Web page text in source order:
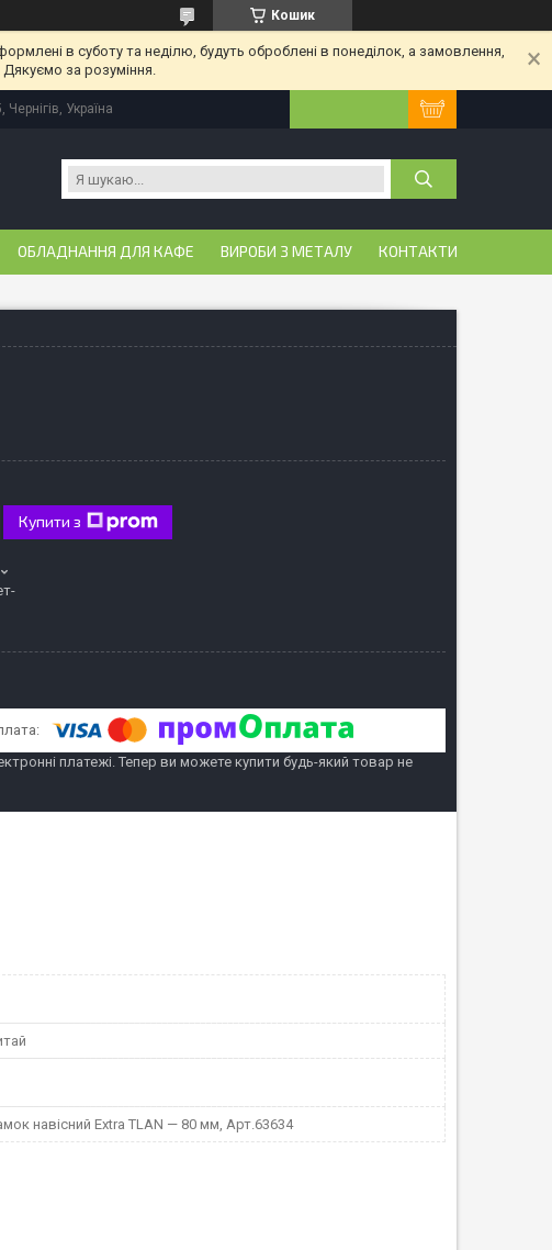
Кошик
в суботу та неділю, будуть оброблені в понеділок, а замовлення,
Дякуємо за розуміння.
Україна
ОБЛАДНАННЯ ДЛЯ КАФЕ ВИРОБИ З МЕТАЛУ КОНТАКТИ
Купити з
платежі. Тепер ви можете купити будь-який товар не
навісний Extra TLAN — 80 мм, Арт.63634